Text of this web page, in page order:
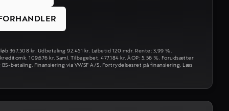
367.508 kr. Udbetaling 92.451 kr. Løbetid 120 mdr. Rente: 3,99 %.
109.676 kr. Saml. Tilbagebet. 477.184 kr. ÅOP: 5,56 %. Forudsætter
betaling. Finansiering via VWSF A/S. Fortrydelsesret på finansiering. Læs